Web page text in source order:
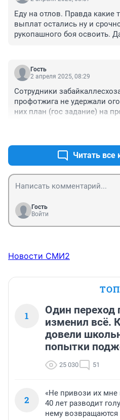
Еду на отлов. Правда какие
выплат остались ну и
рукопашного боя освоить.
Гость
2 апреля 2025, 08:29
Сотрудники
профотжига не удержали
них план (гос задание) на
Вот если в мае загорится
Читать все
Гость
Войти
Новости СМИ2
1
Один переход
изменил всё.
довели
попытки
25 030 51
2
«Не привози их мне
40 лет разводит
нему возвращаются